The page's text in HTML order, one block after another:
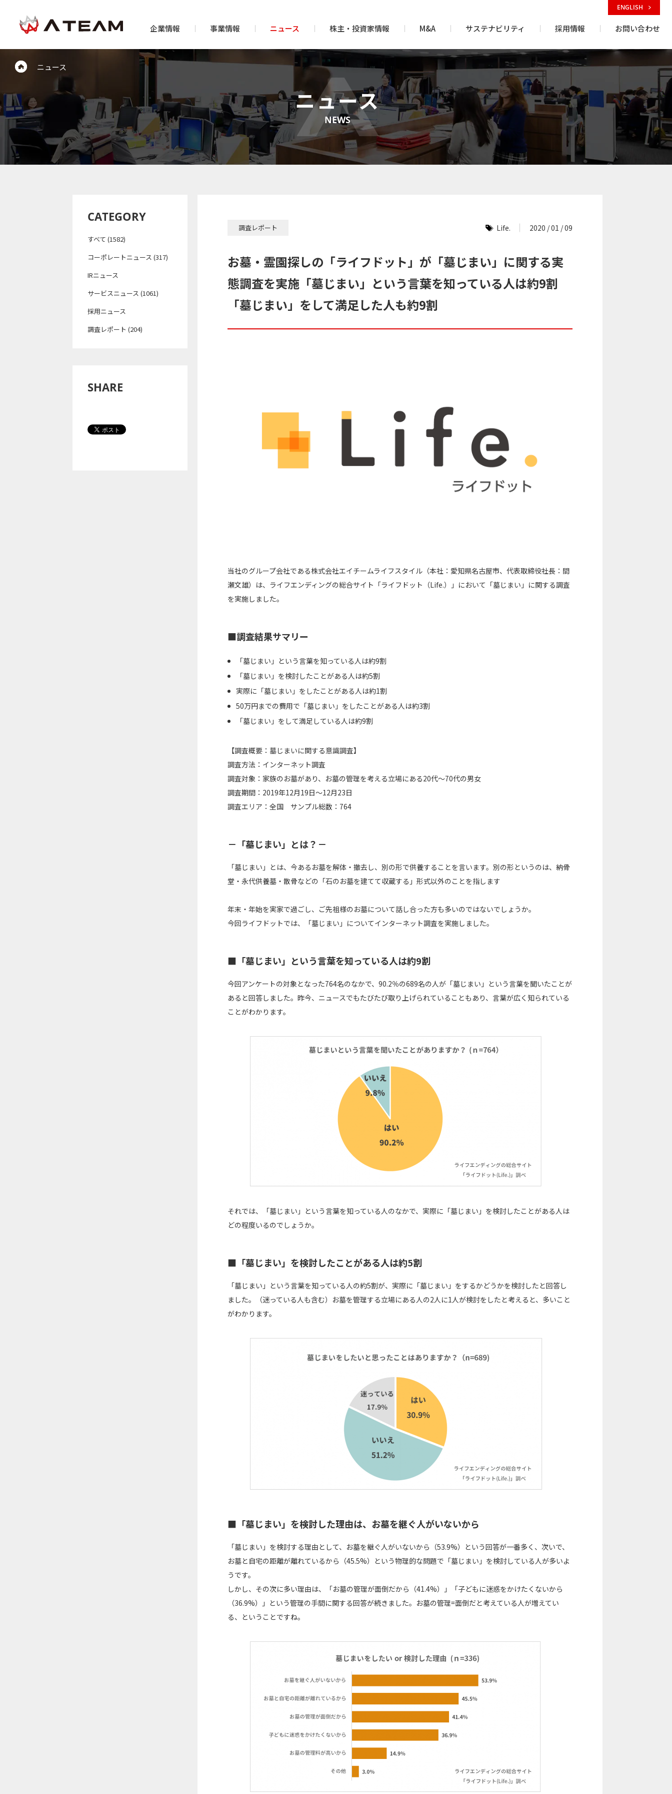
企業情報 事業情報 ニュース 株主・投資家情報 M&A サステナビリティ 採用情報 お問い合わせ
ENGLISH
ニュース
ニュース
NEWS
CATEGORY
すべて (1582)
コーポレートニュース (317)
IRニュース
サービスニュース (1061)
採用ニュース
調査レポート (204)
SHARE
調査レポート Life. 2020 / 01 / 09
お墓・霊園探しの「ライフドット」が「墓じまい」に関する実
態調査を実施「墓じまい」という言葉を知っている人は約9割
「墓じまい」をして満足した人も約9割
当社のグループ会社である株式会社エイチームライフスタイル（本社：愛知県名古屋市、代表取締役社長：間
瀬文雄）は、ライフエンディングの総合サイト「ライフドット（Life.）」において「墓じまい」に関する調査
を実施しました。
■調査結果サマリー
「墓じまい」という言葉を知っている人は約9割
「墓じまい」を検討したことがある人は約5割
実際に「墓じまい」をしたことがある人は約1割
50万円までの費用で「墓じまい」をしたことがある人は約3割
「墓じまい」をして満足している人は約9割
【調査概要：墓じまいに関する意識調査】
調査方法：インターネット調査
調査対象：家族のお墓があり、お墓の管理を考える立場にある20代～70代の男女
調査期間：2019年12月19日～12月23日
調査エリア：全国 サンプル総数：764
－「墓じまい」とは？－
「墓じまい」とは、今あるお墓を解体・撤去し、別の形で供養することを言います。別の形というのは、納骨
堂・永代供養墓・散骨などの「石のお墓を建てて収蔵する」形式以外のことを指します
年末・年始を実家で過ごし、ご先祖様のお墓について話し合った方も多いのではないでしょうか。
今回ライフドットでは、「墓じまい」についてインターネット調査を実施しました。
■「墓じまい」という言葉を知っている人は約9割
今回アンケートの対象となった764名のなかで、90.2％の689名の人が「墓じまい」という言葉を聞いたことが
あると回答しました。昨今、ニュースでもたびたび取り上げられていることもあり、言葉が広く知られている
ことがわかります。
それでは、「墓じまい」という言葉を知っている人のなかで、実際に「墓じまい」を検討したことがある人は
どの程度いるのでしょうか。
■「墓じまい」を検討したことがある人は約5割
「墓じまい」という言葉を知っている人の約5割が、実際に「墓じまい」をするかどうかを検討したと回答し
ました。（迷っている人も含む）お墓を管理する立場にある人の2人に1人が検討をしたと考えると、多いこと
がわかります。
■「墓じまい」を検討した理由は、お墓を継ぐ人がいないから
「墓じまい」を検討する理由として、お墓を継ぐ人がいないから（53.9%）という回答が一番多く、次いで、
お墓と自宅の距離が離れているから（45.5%）という物理的な問題で「墓じまい」を検討している人が多いよ
うです。
しかし、その次に多い理由は、「お墓の管理が面倒だから（41.4%）」「子どもに迷惑をかけたくないから
（36.9%）」という管理の手間に関する回答が続きました。お墓の管理=面倒だと考えている人が増えてい
る、ということですね。